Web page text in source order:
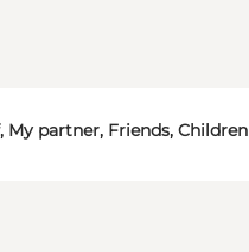
My partner, Friends, Children